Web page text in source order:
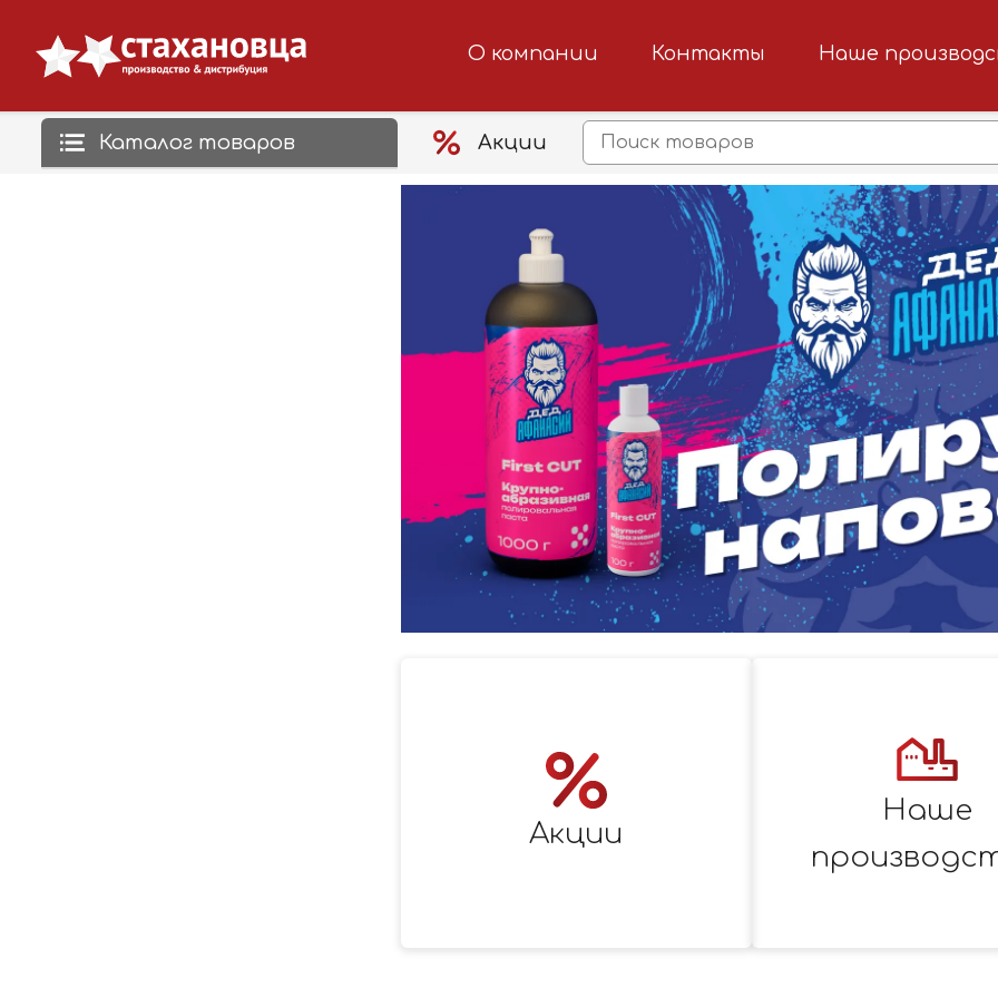
О компании Контакты Наше
Каталог товаров Акции
Акции
Наше